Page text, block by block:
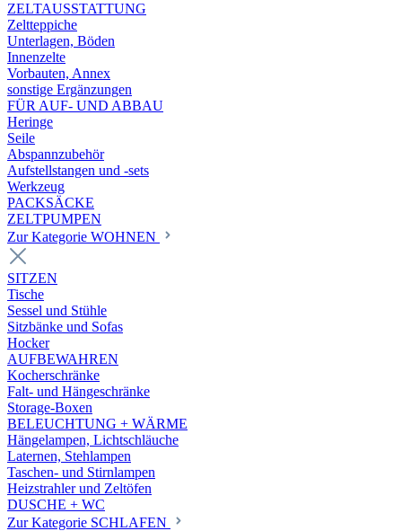
ZELTAUSSTATTUNG
Zeltteppiche
Unterlagen, Böden
Innenzelte
Vorbauten, Annex
sonstige Ergänzungen
FÜR AUF- UND ABBAU
Heringe
Seile
Abspannzubehör
Aufstellstangen und -sets
Werkzeug
PACKSÄCKE
ZELTPUMPEN
Zur Kategorie WOHNEN
SITZEN
Tische
Sessel und Stühle
Sitzbänke und Sofas
Hocker
AUFBEWAHREN
Kocherschränke
Falt- und Hängeschränke
Storage-Boxen
BELEUCHTUNG + WÄRME
Hängelampen, Lichtschläuche
Laternen, Stehlampen
Taschen- und Stirnlampen
Heizstrahler und Zeltöfen
DUSCHE + WC
Zur Kategorie SCHLAFEN